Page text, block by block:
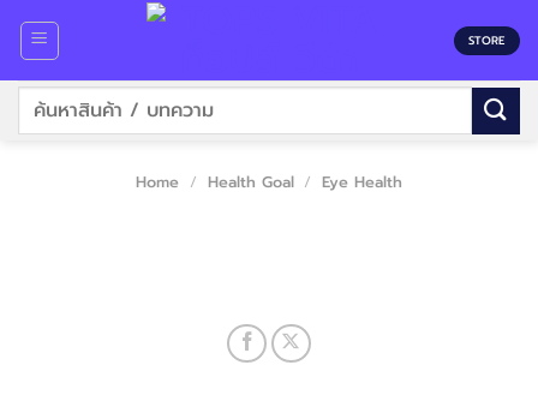
content
STORE
Search
Home / Health Goal / Eye Health